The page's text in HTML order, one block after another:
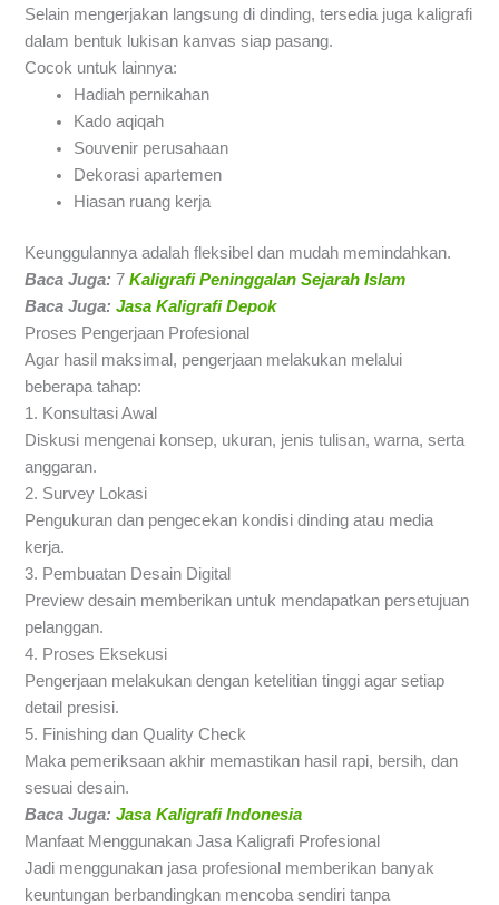
Selain mengerjakan langsung di dinding, tersedia juga kaligrafi
dalam bentuk lukisan kanvas siap pasang.
Cocok untuk lainnya:
Hadiah pernikahan
Kado aqiqah
Souvenir perusahaan
Dekorasi apartemen
Hiasan ruang kerja
Keunggulannya adalah fleksibel dan mudah memindahkan.
Baca Juga:7 Kaligrafi Peninggalan Sejarah Islam
Baca Juga:Jasa Kaligrafi Depok
Proses Pengerjaan Profesional
Agar hasil maksimal, pengerjaan melakukan melalui
beberapa tahap:
1. Konsultasi Awal
Diskusi mengenai konsep, ukuran, jenis tulisan, warna, serta
anggaran.
2. Survey Lokasi
Pengukuran dan pengecekan kondisi dinding atau media
kerja.
3. Pembuatan Desain Digital
Preview desain memberikan untuk mendapatkan persetujuan
pelanggan.
4. Proses Eksekusi
Pengerjaan melakukan dengan ketelitian tinggi agar setiap
detail presisi.
5. Finishing dan Quality Check
Maka pemeriksaan akhir memastikan hasil rapi, bersih, dan
sesuai desain.
Baca Juga:Jasa Kaligrafi Indonesia
Manfaat Menggunakan Jasa Kaligrafi Profesional
Jadi menggunakan jasa profesional memberikan banyak
keuntungan berbandingkan mencoba sendiri tanpa